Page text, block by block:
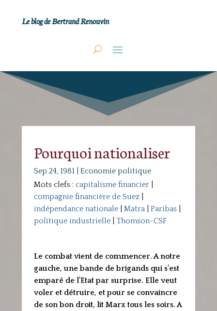
Le blog de Bertrand Renouvin
Pourquoi nationaliser
Sep 24, 1981| Economie politique
Mots clefs : capitalisme financier|
compagnie financière de Suez
indépendance nationale| Matra| Paribas|
politique industrielle| Thomson-CSF
Le combat vient de commencer. A notre
gauche, une bande de brigands qui s’est
emparé de l’Etat par surprise. Elle veut
voler et détruire, et pour se convaincre
de son bon droit, lit Marx tous les soirs. A